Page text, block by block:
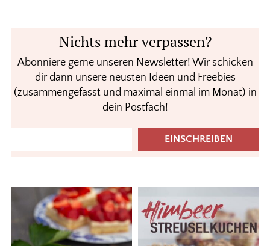
Nichts mehr verpassen?
Abonniere gerne unseren Newsletter! Wir schicken
dir dann unsere neusten Ideen und Freebies
(zusammengefasst und maximal einmal im Monat) in
dein Postfach!